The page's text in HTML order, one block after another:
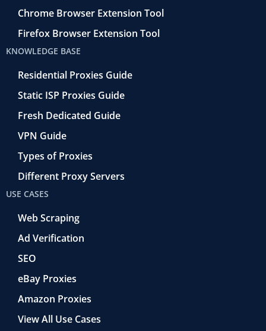
Chrome Browser Extension Tool
Firefox Browser Extension Tool
KNOWLEDGE BASE
Residential Proxies Guide
Static ISP Proxies Guide
Fresh Dedicated Guide
VPN Guide
Types of Proxies
Different Proxy Servers
USE CASES
Web Scraping
Ad Verification
SEO
eBay Proxies
Amazon Proxies
View All Use Cases